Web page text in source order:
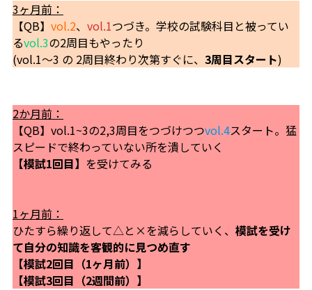
3ヶ月前：
【QB】 vol.2、 vol.1つづき。学校の試験科目と被ってい
るvol.3の2周目もやったり
(vol.1〜3 の 2周目終わり次第すぐに、 3周目スタート)
2か月前：
【QB】vol.1~3の2,3周目をつづけつつvol.4スタート。猛
スピードで終わっていない所を潰していく
【模試1回目】 を受けてみる
1ヶ月前：
ひたすら繰り返して△と×を減らしていく、 模試を受け
て自分の知識を客観的に見つめ直す
【模試2回目（1ヶ月前）】
【模試3回目（2週間前）】